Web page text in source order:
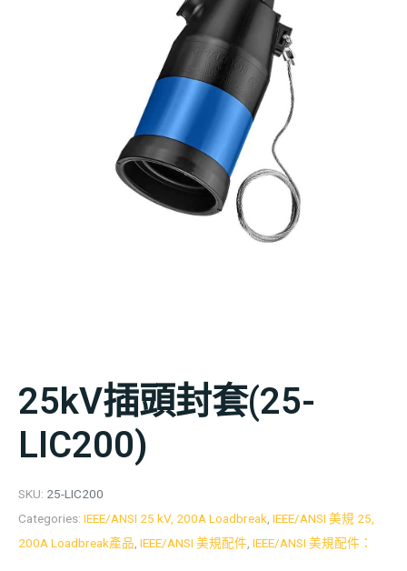
25kV插頭封套(25-
LIC200)
SKU: 25-LIC200
Categories: IEEE/ANSI 25 kV, 200A Loadbreak IEEE/ANSI 美規 25,
200A Loadbreak產品 IEEE/ANSI 美規配件 IEEE/ANSI 美規配件：